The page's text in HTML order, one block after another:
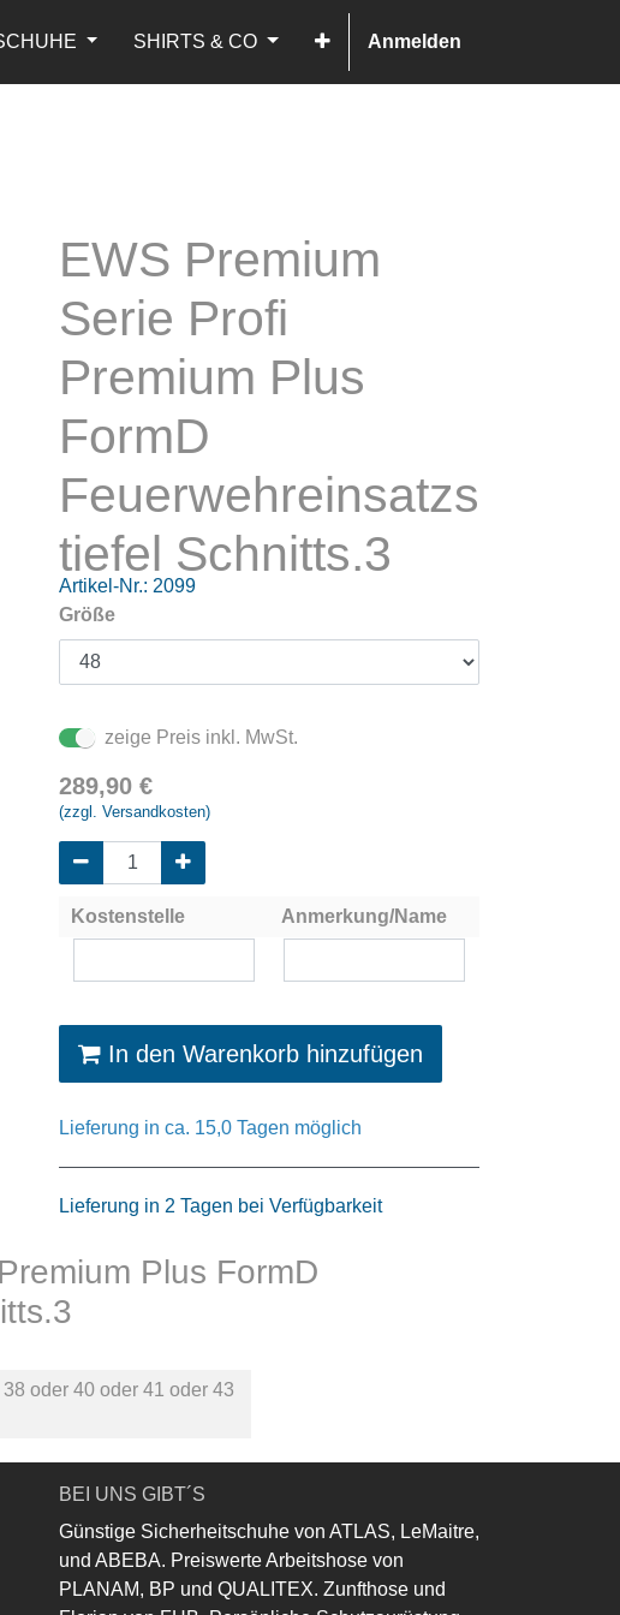
SHIRTS & CO Anmelden
EWS Premium
Serie Profi
Premium Plus
FormD
Feuerwehreinsatzs
tiefel Schnitts.3
Artikel-Nr.: 2099
Größe
zeige Preis inkl. MwSt.
289,90 €
(zzgl. Versandkosten)
Kostenstelle Anmerkung/Name
In den Warenkorb hinzufügen
Lieferung in ca. 15,0 Tagen möglich
Lieferung in 2 Tagen bei Verfügbarkeit
Plus FormD
38 oder 40oder 41 oder 43
BEI UNS GIBT´S
Günstige Sicherheitschuhe von ATLAS, LeMaitre,
und ABEBA. Preiswerte Arbeitshose von
PLANAM, BP und QUALITEX. Zunfthose und